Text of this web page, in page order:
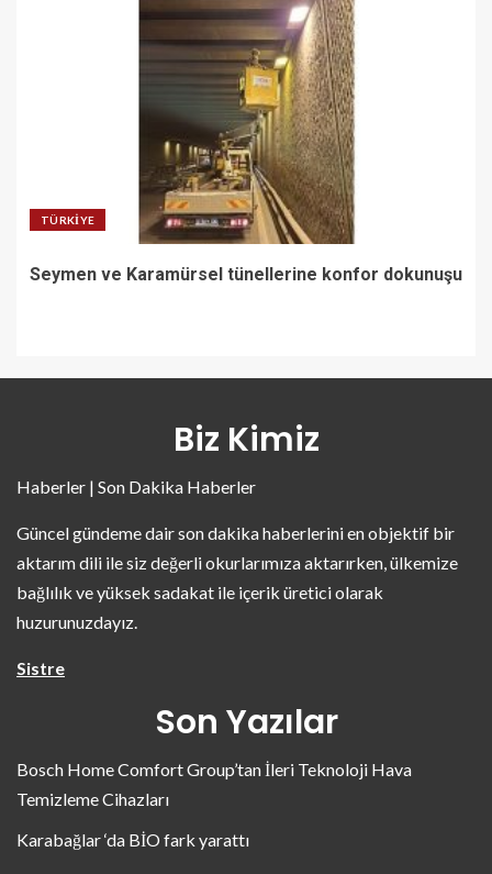
TÜRKIYE
Seymen ve Karamürsel tünellerine konfor dokunuşu
Biz Kimiz
Haberler | Son Dakika Haberler
Güncel gündeme dair son dakika haberlerini en objektif bir
aktarım dili ile siz değerli okurlarımıza aktarırken, ülkemize
bağlılık ve yüksek sadakat ile içerik üretici olarak
huzurunuzdayız.
Sistre
Son Yazılar
Bosch Home Comfort Group’tan İleri Teknoloji Hava
Temizleme Cihazları
Karabağlar ‘da BİO fark yarattı